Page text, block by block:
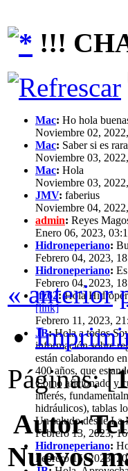
!!!
Mac: Ho hola
Noviembre 02,
Mac: Saber si es
Noviembre 03,
Mac: Hola
Noviembre 03,
JMV: faberius
Noviembre 04,
admin: Reyes
Enero 06, 2023,
Hidroneperiano:
Febrero 04, 2023,
Hidroneperiano:
Febrero 04, 2023,
jfz62:Hola
[link]
Febrero 11, 2023,
JB:Hola a todos
información sobre
están colaborando
400 años, que
Como aficionado y
interés,
hidráulicos), tablas
Un saludo desde La
Febrero 13, 2023,
Hidroneperiano:
Febrero 15, 2023,
« anterior
Páginas: [
Autor
Nuevos